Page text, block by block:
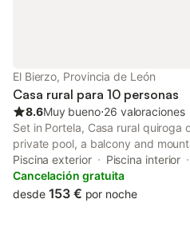
El Bierzo, Provincia de León
Casa rural para 10 personas
8.6Muy bueno⋅26 valoraciones
Set in Portela, Casa rural quiroga
private pool, a balcony and
offers access to a terrace,
private parking and free WiFi.
Piscina exterior Piscina interior
Cancelación gratuita
desde 153 € por noche